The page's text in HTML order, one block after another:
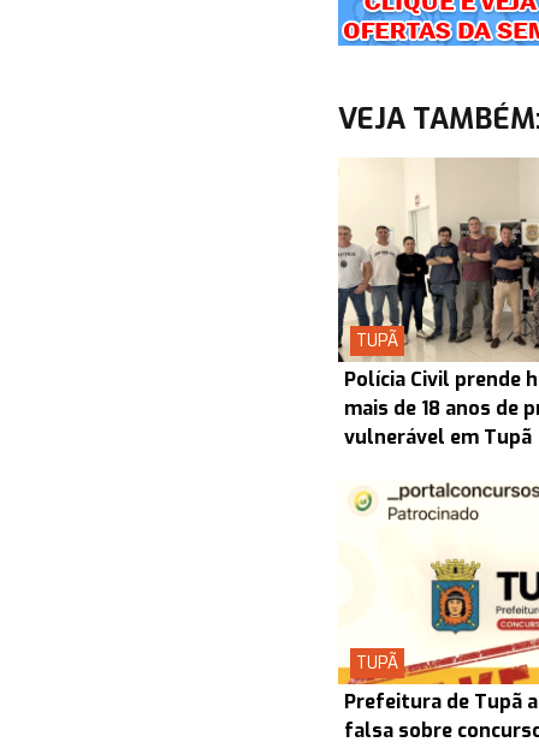
VEJA
TUPÃ
Polícia Civil prende
mais de 18 anos de
vulnerável em Tupã
TUPÃ
Prefeitura de Tupã
falsa sobre